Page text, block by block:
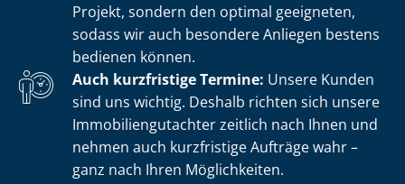
Projekt, sondern den optimal geeigneten,
sodass wir auch besondere Anliegen bestens
bedienen können.
Auch kurzfristige Termine: Unsere Kunden
sind uns wichtig. Deshalb richten sich unsere
Im­mo­bi­li­en­gut­ach­ter zeitlich nach Ihnen und
nehmen auch kurzfristige Aufträge wahr –
ganz nach Ihren Möglichkeiten.